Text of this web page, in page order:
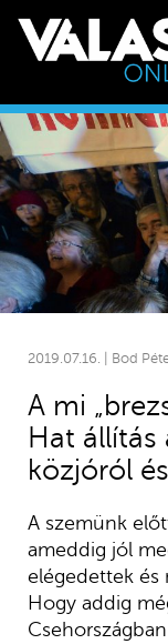
2019.07.16. | Bod
A mi
Hat állítás
közjóról
A szemünk
ameddig jól
elégedettek és
Hogy addig